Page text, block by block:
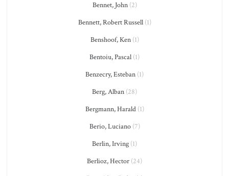
Bennet, John(2)
Bennett, Robert Russell(1)
Benshoof, Ken(1)
Bentoiu, Pascal (1)
Benzecry, Esteban (1)
Berg, Alban (28)
Bergmann, Harald(1)
Berio, Luciano(7)
Berlin, Irving (1)
Berlioz, Hector (24)